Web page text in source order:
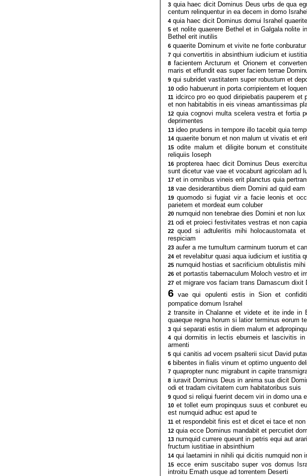
3 quia haec dicit Dominus Deus urbs de qua
centum relinquentur in ea decem in domo Israhel
4 quia haec dicit Dominus domui Israhel
5 et nolite quaerere Bethel et in Galgala nolite
Bethel erit inutilis
6 quaerite Dominum et vivite ne forte
7 qui convertitis in absinthium iudicium et
8 facientem Arcturum et Orionem et
maris et effundit eas super faciem terrae
9 qui subridet vastitatem super robustum et
10 odio habuerunt in porta corripientem et
11 idcirco pro eo quod diripiebatis pauperem et
et non habitabitis in eis vineas amantissimas
12 quia cognovi multa scelera vestra et fortia
deprimentes
13 ideo prudens in tempore illo tacebit quia
14 quaerite bonum et non malum ut vivatis et
15 odite malum et diligite bonum et
reliquiis Ioseph
16 propterea haec dicit Dominus Deus
sunt dicetur vae vae et vocabunt agricolam ad
17 et in omnibus vineis erit planctus quia
18 vae desiderantibus diem Domini ad quid
19 quomodo si fugiat vir a facie leonis et
parietem et mordeat eum coluber
20 numquid non tenebrae dies Domini et non
21 odi et proieci festivitates vestras et non
22 quod si adtuleritis mihi holocaustomata
respiciam
23 aufer a me tumultum carminum tuorum et
24 et revelabitur quasi aqua iudicium et iustitia
25 numquid hostias et sacrificium obtulistis
26 et portastis tabernaculum Moloch vestro et
27 et migrare vos faciam trans Damascum dixit
6 vae qui opulenti estis in Sion et
pompatice domum Israhel
2 transite in Chalanne et videte et ite inde in
quaeque regna horum si latior terminus eorum
3 qui separati estis in diem malum et
4 qui dormitis in lectis eburneis et lascivitis
armenti
5 qui canitis ad vocem psalterii sicut David
6 bibentes in fialis vinum et optimo unguento
7 quapropter nunc migrabunt in capite
8 iuravit Dominus Deus in anima sua dicit
odi et tradam civitatem cum habitatoribus suis
9 quod si reliqui fuerint decem viri in domo una
10 et tollet eum propinquus suus et conburet
est numquid adhuc est apud te
11 et respondebit finis est et dicet ei tace et
12 quia ecce Dominus mandabit et percutiet
13 numquid currere queunt in petris equi aut
fructum iustitiae in absinthium
14 qui laetamini in nihili qui dicitis numquid non
15 ecce enim suscitabo super vos domus
introitu Emath usque ad torrentem Deserti